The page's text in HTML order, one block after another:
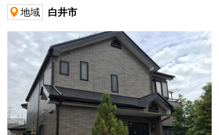
地域 白井市